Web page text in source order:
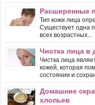
Расширенные
Тип кожи лица
Существует одна
всех возрастных...
Чистка лица в
Чистка лица
кожей, которая
состоянии и
Домашние
хлопьев